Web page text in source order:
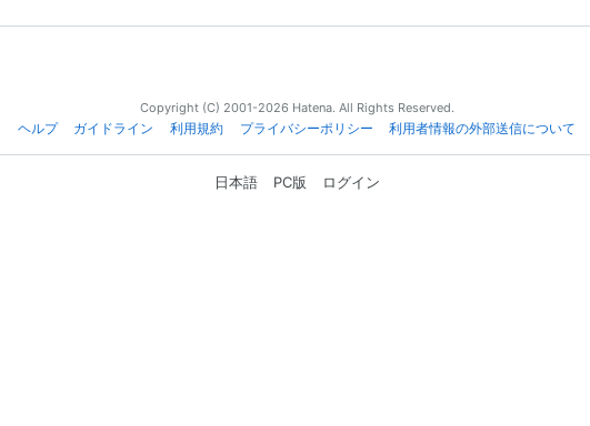
Copyright (C) 2001-2026 Hatena. All Rights Reserved.
ヘルプ
ガイドライン 利用規約 プライバシーポリシー 利用者情報の外部送信について
日本語 PC版 ログイン